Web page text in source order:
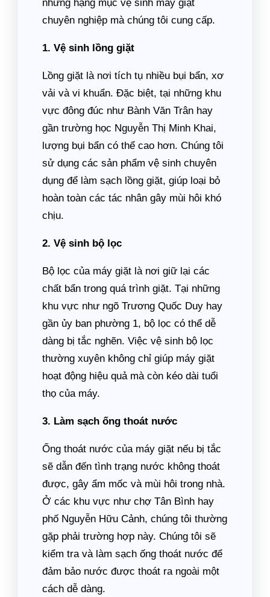
những hạng mục vệ sinh máy giặt
chuyên nghiệp mà chúng tôi cung cấp.
1. Vệ sinh lồng giặt
Lồng giặt là nơi tích tụ nhiều bụi bẩn, xơ
vải và vi khuẩn. Đặc biệt, tại những khu
vực đông đúc như Bành Văn Trân hay
gần trường học Nguyễn Thị Minh Khai,
lượng bụi bẩn có thể cao hơn. Chúng tôi
sử dụng các sản phẩm vệ sinh chuyên
dụng để làm sạch lồng giặt, giúp loại bỏ
hoàn toàn các tác nhân gây mùi hôi khó
chịu.
2. Vệ sinh bộ lọc
Bộ lọc của máy giặt là nơi giữ lại các
chất bẩn trong quá trình giặt. Tại những
khu vực như ngõ Trương Quốc Duy hay
gần ủy ban phường 1, bộ lọc có thể dễ
dàng bị tắc nghẽn. Việc vệ sinh bộ lọc
thường xuyên không chỉ giúp máy giặt
hoạt động hiệu quả mà còn kéo dài tuổi
thọ của máy.
3. Làm sạch ống thoát nước
Ống thoát nước của máy giặt nếu bị tắc
sẽ dẫn đến tình trạng nước không thoát
được, gây ẩm mốc và mùi hôi trong nhà.
Ở các khu vực như chợ Tân Bình hay
phố Nguyễn Hữu Cảnh, chúng tôi thường
gặp phải trường hợp này. Chúng tôi sẽ
kiểm tra và làm sạch ống thoát nước để
đảm bảo nước được thoát ra ngoài một
cách dễ dàng.